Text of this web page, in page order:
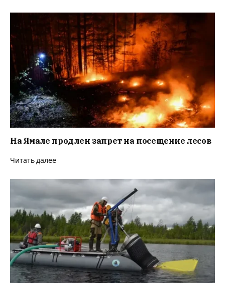
На Ямале продлен запрет на посещение лесов
Читать далее